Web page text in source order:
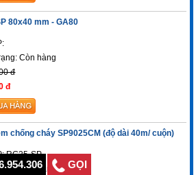
80x40 mm - GA80
Còn hàng
đ
đ
chống cháy SP9025CM (độ dài 40m/ cuộn)
RG25-SP
Còn hàng GỌI